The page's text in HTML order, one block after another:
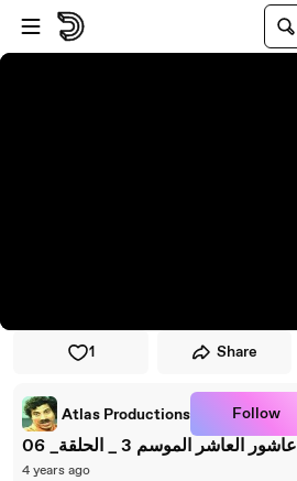
Skip to player
Skip to main content
1 Share
Atlas Productions Follow
عاشور العاشر الموسم 3 _ الحلقة_ 06
4 years ago